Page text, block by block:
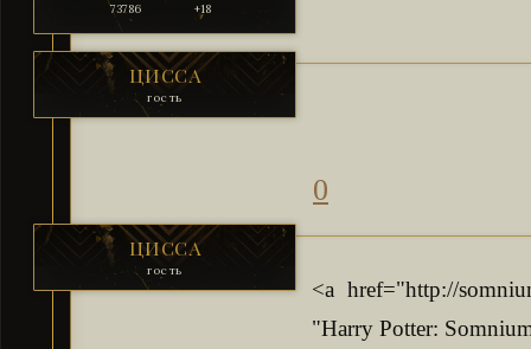
73786
+18
ЦИССА
гость
0
ЦИССА
гость
<a href="http://
"Harry Potter: